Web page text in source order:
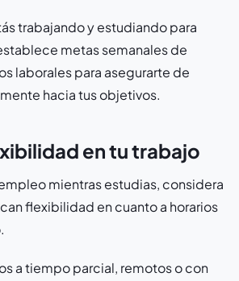
trabajando y estudiando para
metas semanales de
laborales para asegurarte de
hacia tus objetivos.
en tu trabajo
mientras estudias, considera
flexibilidad en cuanto a horarios
a tiempo parcial, remotos o con